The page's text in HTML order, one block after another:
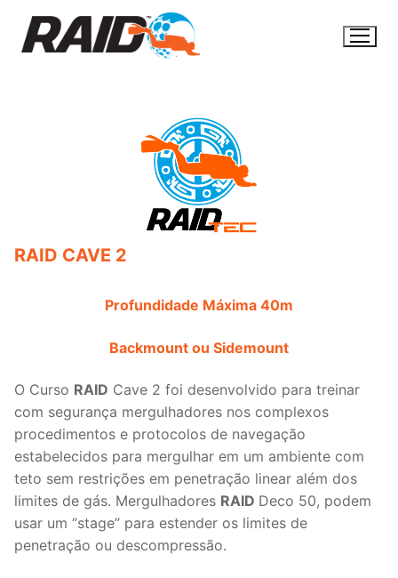
para
RAID CAVE 2
Profundidade Máxima 40m
Backmount ou Sidemount
O Curso RAID Cave 2 foi desenvolvido para treinar
com segurança mergulhadores nos complexos
procedimentos e protocolos de navegação
estabelecidos para mergulhar em um ambiente com
teto sem restrições em penetração linear além dos
limites de gás. Mergulhadores RAID Deco 50, podem
usar um “stage” para estender os limites de
penetração ou descompressão.